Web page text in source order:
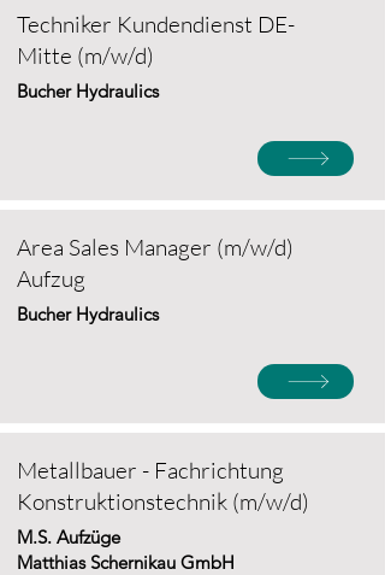
Techniker Kundendienst DE-
Mitte (m/w/d)
Bucher Hydraulics
Area Sales Manager (m/w/d)
Aufzug
Bucher Hydraulics
Metallbauer - Fachrichtung
Konstruktionstechnik (m/w/d)
M.S. Aufzüge
Matthias Schernikau GmbH